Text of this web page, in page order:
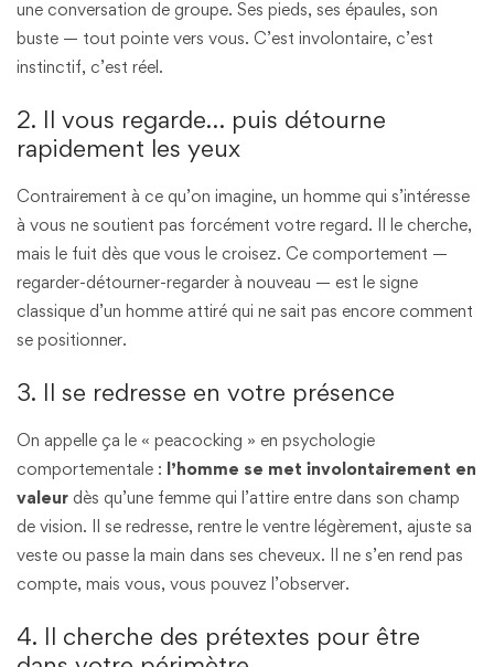
une conversation de groupe. Ses pieds, ses épaules, son
buste — tout pointe vers vous. C’est involontaire, c’est
instinctif, c’est réel.
2. Il vous regarde… puis détourne
rapidement les yeux
Contrairement à ce qu’on imagine, un homme qui s’intéresse
à vous ne soutient pas forcément votre regard. Il le cherche,
mais le fuit dès que vous le croisez. Ce comportement —
regarder-détourner-regarder à nouveau — est le signe
classique d’un homme attiré qui ne sait pas encore comment
se positionner.
3. Il se redresse en votre présence
On appelle ça le « peacocking » en psychologie
comportementale : l’homme se met involontairement en
valeur dès qu’une femme qui l’attire entre dans son champ
de vision. Il se redresse, rentre le ventre légèrement, ajuste sa
veste ou passe la main dans ses cheveux. Il ne s’en rend pas
compte, mais vous, vous pouvez l’observer.
4. Il cherche des prétextes pour être